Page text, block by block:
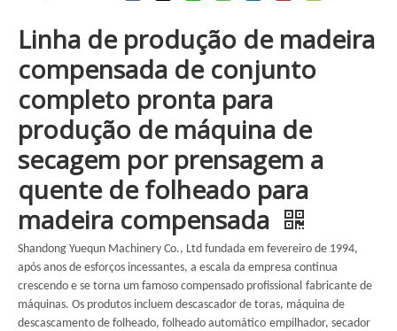
Linha de produção de madeira
compensada de conjunto
completo pronta para
produção de máquina de
secagem por prensagem a
quente de folheado para
madeira compensada
Shandong Yuequn Machinery Co., Ltd fundada em fevereiro de 1994,
após anos de esforços incessantes, a escala da empresa continua
crescendo e se torna um famoso compensado profissional fabricante de
máquinas. Os produtos incluem descascador de toras, máquina de
descascamento de folheado, folheado automático empilhador, secador